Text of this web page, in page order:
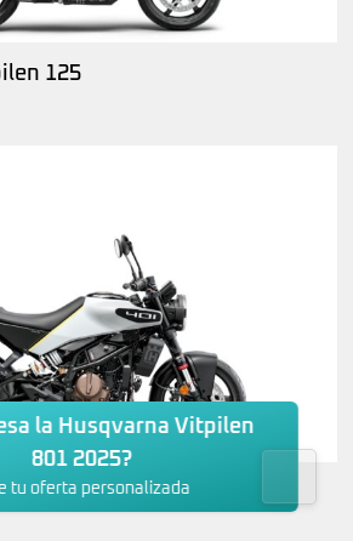
125
401
la Husqvarna Vitpilen
801 2025?
tu oferta personalizada